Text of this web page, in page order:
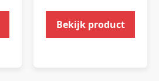
Bekijk product